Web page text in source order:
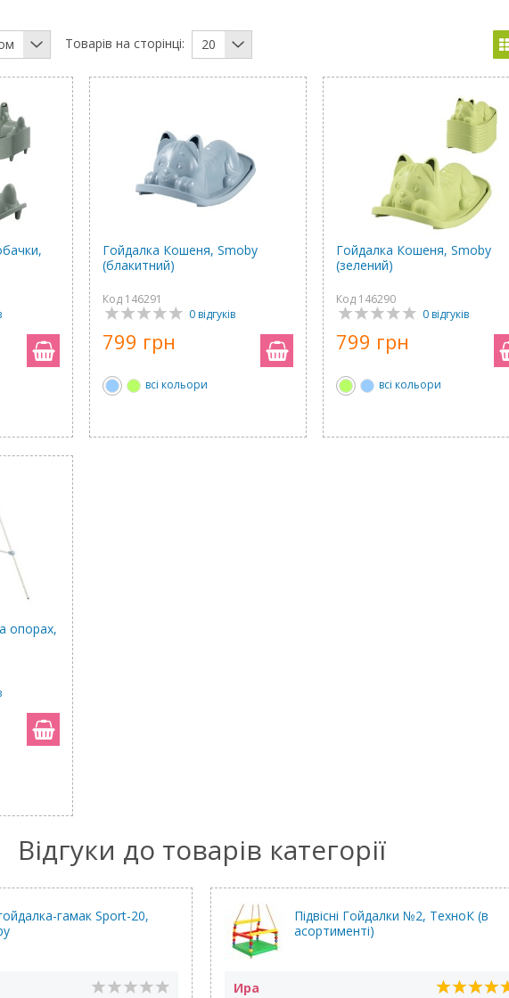
Товарів на сторінці: 20
Гойдалка Кошеня, Smoby
(блакитний)
Код 146291
0 відгуків
799 грн
всі кольори
Гойдалка Кошеня, Smoby
(зелений)
Код 146290
0 відгуків
799 грн
всі кольори
опорах,
Відгуки до товарів категорії
гамак Sport-20,
Підвісні Гойдалки №2, ТехноК (в
асортименті)
Ира